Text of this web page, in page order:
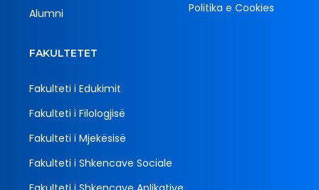
Alumni
Politika e Cookies
FAKULTETET
Fakulteti i Edukimit
Fakulteti i Filologjisë
Fakulteti i Mjekësisë
Fakulteti i Shkencave Sociale